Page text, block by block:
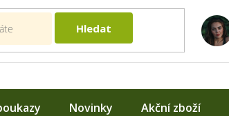
Hledat
Novinky Akční zboží